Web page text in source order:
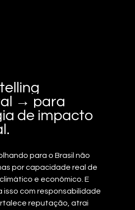
→ para
de impacto
para o Brasil não
por capacidade real de
e econômico. E
isso com responsabilidade
reputação, atrai